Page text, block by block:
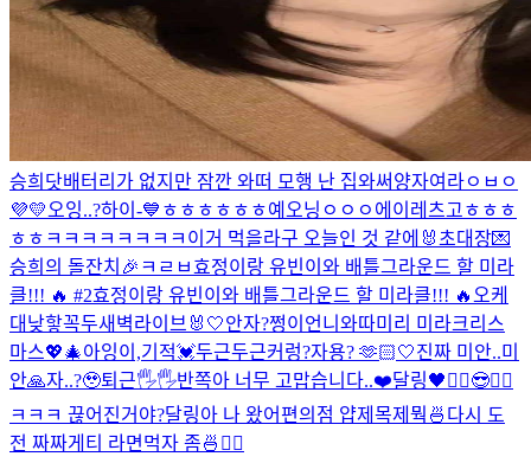
승희닷배터리가 없지만 잠깐 와떠 모행 난 집와써 양자여라ㅇㅂㅇ
💜💛 오잉..?하이-💙 ㅎㅎㅎㅎㅎㅎ예오닝 ㅇㅇㅇ 에이 레츠고 ㅎㅎㅎ
ㅎㅎ ㅋㅋㅋㅋㅋㅋㅋㅋ 이거 먹을라구 오늘인 것 같에🐰 초대장💌
승희의 돌잔치🎉 ㅋㄹㅂ 효정이랑 유빈이와 배틀그라운드 할 미라
클!!! 🔥 #2효정이랑 유빈이와 배틀그라운드 할 미라클!!! 🔥 오케
대낮핳꼭두새벽라이브 🐰🤍안자?쩡이언니와따미리 미라크리스
마스💖🎄아잉이,기적💓두근두근커렁?자용? 🫶🏻🤍진짜 미안..미
안🙏자..?🥹퇴근🖐🖐반쪽아 너무 고맙습니다..❤️달링🖤 ✌🏻😎✌🏻
ㅋㅋㅋ 끊어진거야?달링아 나 왔어편의점 얍제목제뭑 🍜 다시 도
전 짜짜게티 라면먹자 좀🍜✌🏻